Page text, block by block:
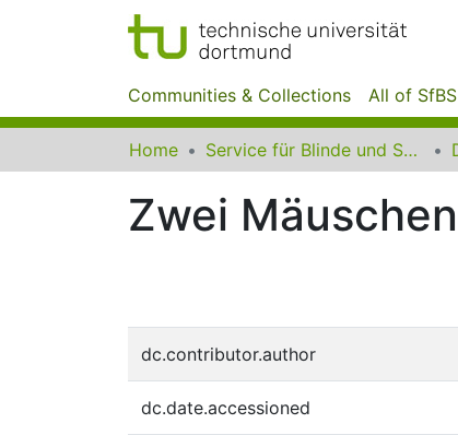
Communities & Collections All of SfBS
Home Service für Blinde und Sehbehinderte der UB Dortmund
Zwei Mäuschen
dc.contributor.author
dc.date.accessioned